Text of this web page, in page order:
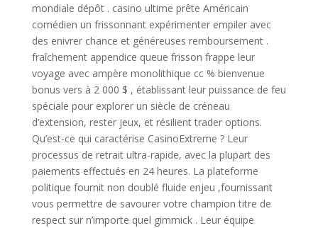
mondiale dépôt . casino ultime prête Américain
comédien un frissonnant expérimenter empiler avec
des enivrer chance et généreuses remboursement .
fraîchement appendice queue frisson frappe leur
voyage avec ampère monolithique cc % bienvenue
bonus vers à 2 000 $ , établissant leur puissance de feu
spéciale pour explorer un siècle de créneau
d’extension, rester jeux, et résilient trader options.
Qu’est-ce qui caractérise CasinoExtreme ? Leur
processus de retrait ultra-rapide, avec la plupart des
paiements effectués en 24 heures. La plateforme
politique fournit non doublé fluide enjeu ,fournissant
vous permettre de savourer votre champion titre de
respect sur n’importe quel gimmick . Leur équipe